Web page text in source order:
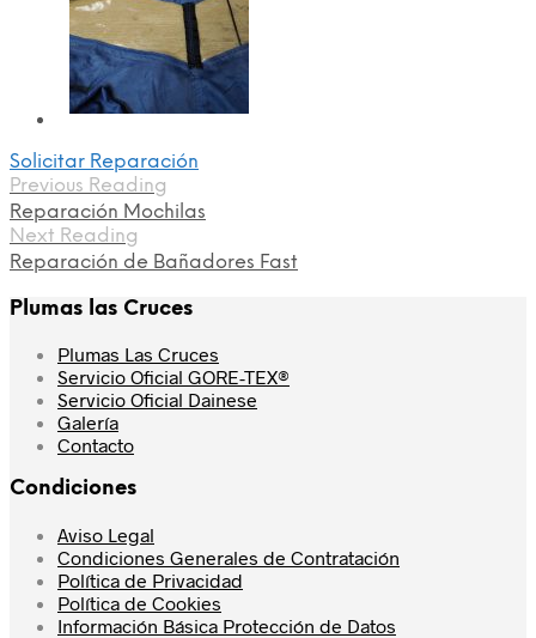
Solicitar Reparación
Previous Reading
Reparación Mochilas
Next Reading
Reparación de Bañadores Fast
Plumas las Cruces
Plumas Las Cruces
Servicio Oficial GORE-TEX®
Servicio Oficial Dainese
Galería
Contacto
Condiciones
Aviso Legal
Condiciones Generales de Contratación
Política de Privacidad
Política de Cookies
Información Básica Protección de Datos